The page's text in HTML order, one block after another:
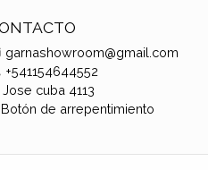
garnashowroom@gmail.com
+541154644552
Jose cuba 4113
de arrepentimiento